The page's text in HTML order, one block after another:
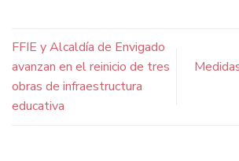
FFIE y Alcaldía de Envigado
avanzan en el reinicio de tres
obras de infraestructura
educativa